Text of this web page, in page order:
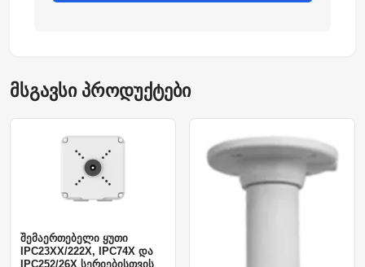
მსგავსი პროდუქტები
შემაერთებელი ყუთი
IPC23XX/222X, IPC74X და
IPC252/26X სერიებისთვის